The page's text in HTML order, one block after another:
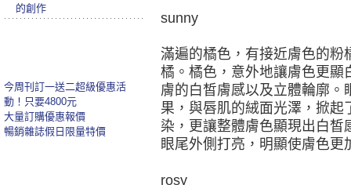
sunny
滿遍的橘色，有接近膚色的粉
橘。橘色，意外地讓膚色更顯
膚的白皙膚感以及立體輪廓
果，與唇肌的絨面光澤，掀
染，更讓整體膚色顯現出白
眼尾外側打亮，明顯使膚色更
rosy
的創作
今周刊訂一送二超級優惠活
動！只要4800元
大量訂購優惠報價
暢銷雜誌假日限量特價